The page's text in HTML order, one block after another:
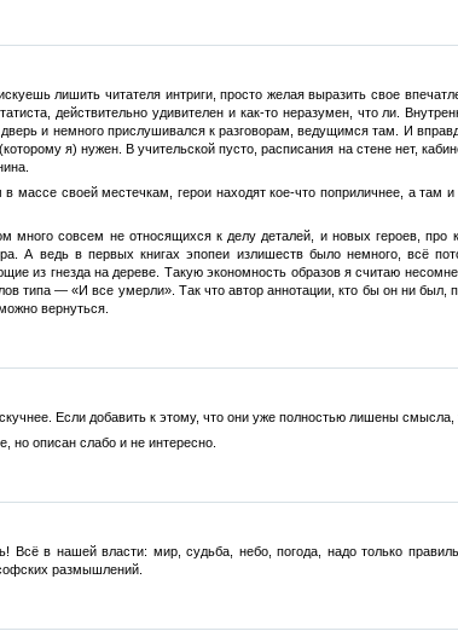
лишить читателя интриги, просто желая выразить свое
действительно удивителен и как-то неразумен, что ли.
и немного прислушивался к разговорам, ведущимся там. И
я) нужен. В учительской пусто, расписания на стене нет,
своей местечкам, герои находят кое-что поприличнее, а там
много совсем не относящихся к делу деталей, и новых героев,
А ведь в первых книгах эпопеи излишеств было немного, всё
из гнезда на дереве. Такую экономность образов я считаю
типа — «И все умерли». Так что автор аннотации, кто бы он ни был,
вернуться.
Если добавить к этому, что они уже полностью лишены смысла,
но описан слабо и не интересно.
Всё в нашей власти: мир, судьба, небо, погода, надо только
размышлений.